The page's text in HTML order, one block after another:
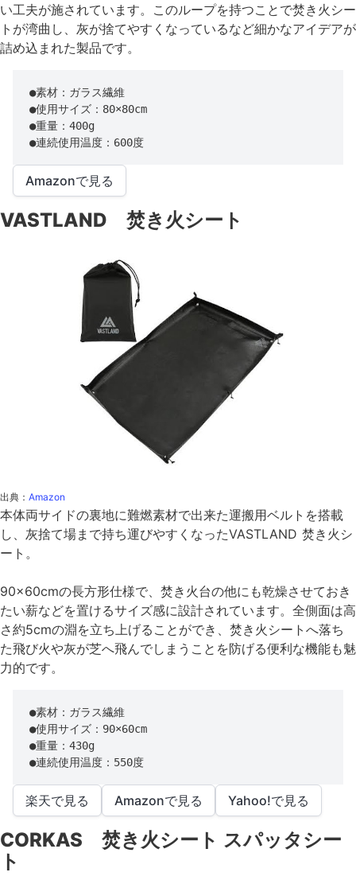
い工夫が施されています。このループを持つことで焚き火シー
トが湾曲し、灰が捨てやすくなっているなど細かなアイデアが
詰め込まれた製品です。
●素材：ガラス繊維
●使用サイズ：80×80cm
●重量：400g
●連続使用温度：600度
Amazonで見る
VASTLAND 焚き火シート
出典： Amazon
本体両サイドの裏地に難燃素材で出来た運搬用ベルトを搭載
し、灰捨て場まで持ち運びやすくなったVASTLAND 焚き火シ
ート。
90×60cmの長方形仕様で、焚き火台の他にも乾燥させておき
たい薪などを置けるサイズ感に設計されています。全側面は高
さ約5cmの淵を立ち上げることができ、焚き火シートへ落ち
た飛び火や灰が芝へ飛んでしまうことを防げる便利な機能も魅
力的です。
●素材：ガラス繊維
●使用サイズ：90×60cm
●重量：430g
●連続使用温度：550度
楽天で見る Amazonで見る Yahoo!で見る
CORKAS 焚き火シート スパッタシー
ト